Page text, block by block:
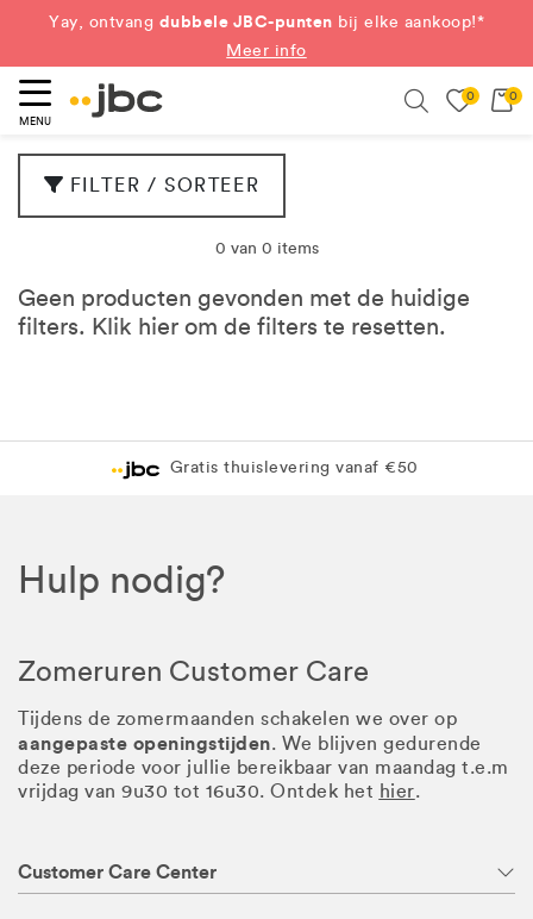
Yay, ontvang dubbele JBC-punten bij elke aankoop!*
Meer info
MENU
0 0
FILTER / SORTEER
0 van 0 items
Geen producten gevonden met de huidige
filters. Klik hier om de filters te resetten.
Gratis thuislevering vanaf €50
Hulp nodig?
Zomeruren Customer Care
Tijdens de zomermaanden schakelen we over op
aangepaste openingstijden. We blijven gedurende
deze periode voor jullie bereikbaar van maandag t.e.m
vrijdag van 9u30 tot 16u30. Ontdek het hier.
Customer Care Center